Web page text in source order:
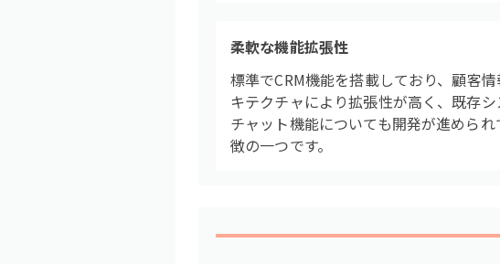
柔軟な機能拡張性
標準でCRM機能を搭載しており、顧客
キテクチャにより拡張性が高く、既存
チャット機能についても開発が進めら
徴の一つです。